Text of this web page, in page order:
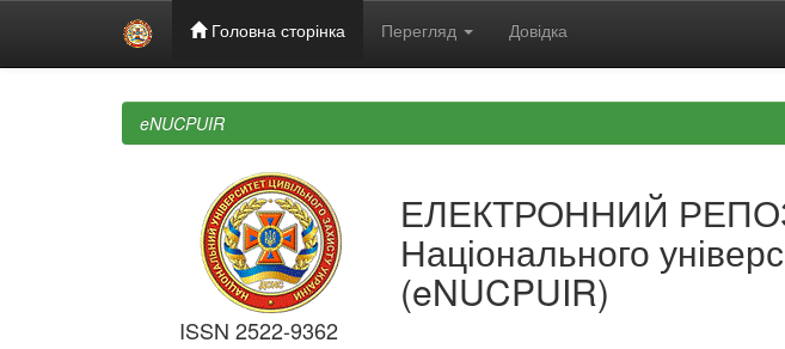
Головна сторінка Перегляд Довідка
eNUCPUIR
ISSN 2522-9362
ЕЛЕКТРОННИЙ
Національного
(eNUCPUIR)